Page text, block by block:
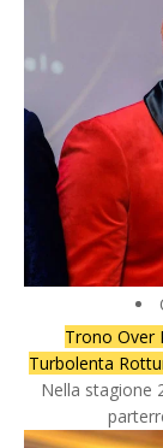
Trono Over
Turbolenta
Nella stagione